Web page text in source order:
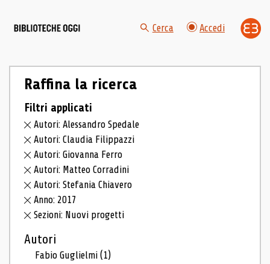
Cerca Accedi
Raffina la ricerca
Filtri applicati
Autori: Alessandro Spedale
Autori: Claudia Filippazzi
Autori: Giovanna Ferro
Autori: Matteo Corradini
Autori: Stefania Chiavero
Anno: 2017
Sezioni: Nuovi progetti
Autori
Fabio Guglielmi(1)